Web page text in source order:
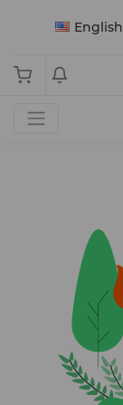
English